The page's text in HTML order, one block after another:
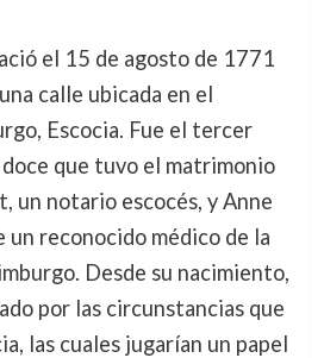
el 15 de agosto de 1771
calle ubicada en el
Escocia. Fue el tercer
que tuvo el matrimonio
un notario escocés, y Anne
reconocido médico de la
Desde su nacimiento,
por las circunstancias que
las cuales jugarían un papel